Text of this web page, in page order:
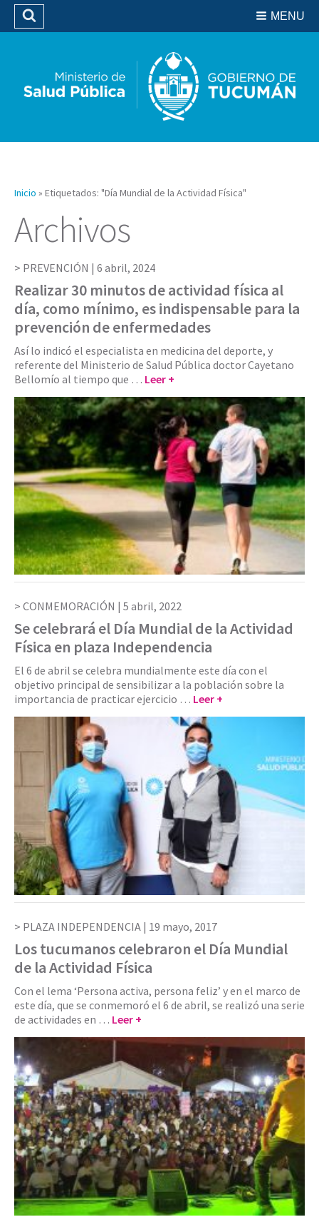
Biblioteca
MENU
Buscar
Inicio » Etiquetados: "Día Mundial de la Actividad Física"
Archivos
PREVENCIÓN | 6 abril, 2024
Realizar 30 minutos de actividad física al
día, como mínimo, es indispensable para la
prevención de enfermedades
Así lo indicó el especialista en medicina del deporte, y
referente del Ministerio de Salud Pública doctor Cayetano
Bellomío al tiempo que … Leer +
CONMEMORACIÓN | 5 abril, 2022
Se celebrará el Día Mundial de la Actividad
Física en plaza Independencia
El 6 de abril se celebra mundialmente este día con el
objetivo principal de sensibilizar a la población sobre la
importancia de practicar ejercicio … Leer +
PLAZA INDEPENDENCIA | 19 mayo, 2017
Los tucumanos celebraron el Día Mundial
de la Actividad Física
Con el lema ‘Persona activa, persona feliz’ y en el marco de
este día, que se conmemoró el 6 de abril, se realizó una serie
de actividades en … Leer +